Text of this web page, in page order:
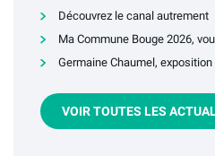
Découvrez le canal autrement
Ma Commune Bouge 2026,
Germaine Chaumel,
VOIR TOUTES LES